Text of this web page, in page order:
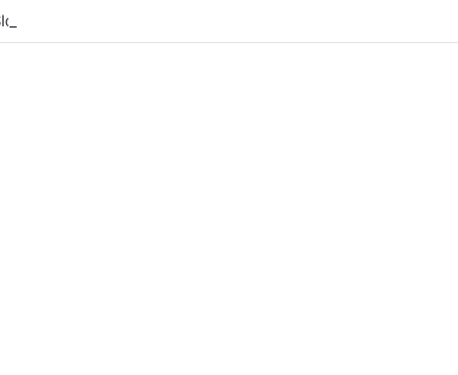
and Rapid Roulette Rounds for the Modern Gamer